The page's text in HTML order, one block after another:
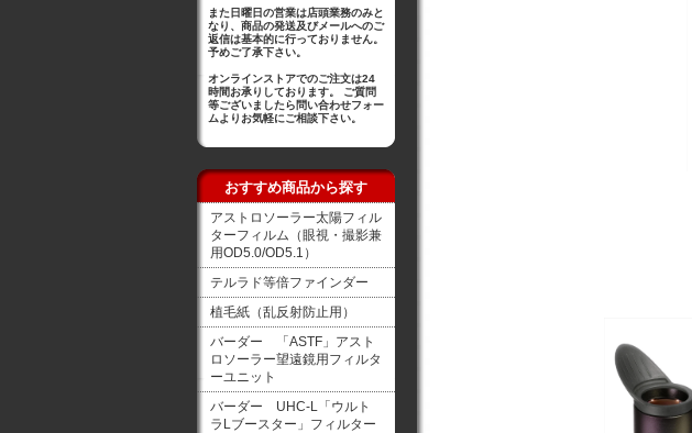
また日曜日の営業は店頭業務のみと
なり、商品の発送及びメールへのご
返信は基本的に行っておりません。
予めご了承下さい。
オンラインストアでのご注文は24
時間お承りしております。 ご質問
等ございましたら問い合わせフォー
ムよりお気軽にご相談下さい。
おすすめ商品から探す
アストロソーラー太陽フィル
ターフィルム（眼視・撮影兼
用OD5.0/OD5.1）
テルラド等倍ファインダー
植毛紙（乱反射防止用）
バーダー 「ASTF」アスト
ロソーラー望遠鏡用フィルタ
ーユニット
バーダー UHC-L「ウルト
ラLブースター」フィルター